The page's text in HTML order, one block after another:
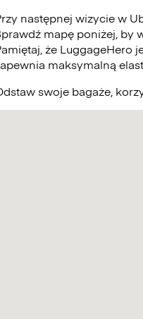
następnej wizycie w
mapę poniżej, by
że LuggageHero
maksymalną
swoje bagaże,